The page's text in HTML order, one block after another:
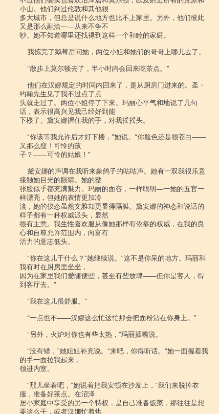
小山。他们到过伦敦和其他很
多大城市，但总是说什么地方也比不上家里。另外，他们彼此
又是那么融洽一―从来不争不
吵。她不知道哪里还找得到这样一个和睦的家庭。
约翰先生见了我不过点了点
头就走过了。两位小姐停了下来。玛丽心平气和地说了几句
话，表示很高兴见我己经好到能
下楼了。黛安娜握住我的手，对我摇摇头。
又那么瘦！可怜的孩
子？――可怜的姑娘！”
接触她目光的眼睛。她的整
张脸似乎都充满魅力。玛丽的面容，一样聪明―一她的五官一
样漂亮，但她的表情更加冷
淡，她的仪态虽然文雅却更显得隔膜。黛安娜的神态和说话的
样子都有一种权威派头，显然
很有主意。我生性喜欢服从像她那样有依靠的权威，在我的良
心和自尊允许范围内，向富有
活力的意志低头。
我有时在厨房里坐坐，
因为在家里我们爱随便些，甚至有些放肆――但你是客人，得
到客厅去。”
的手一面拉我起来，
领进内室。
服，准备好茶点。在沼泽
居小家庭中享受的另一个特权，是自己准备饭菜，那往往是想
要这么干，或者汉娜忙着烘